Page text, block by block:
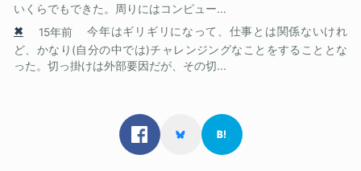
いくらでもできた。周りにはコンピュー...
✖
15年前
今年はギリギリになって、仕事とは関係ないけれ
ど、かなり(自分の中では)チャレンジングなことをすることとな
った。切っ掛けは外部要因だが、その切...